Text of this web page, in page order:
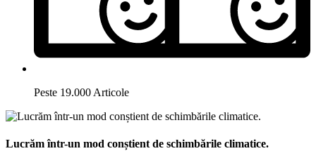
Peste 19.000 Articole
Lucrăm într-un mod conștient de schimbările climatice.